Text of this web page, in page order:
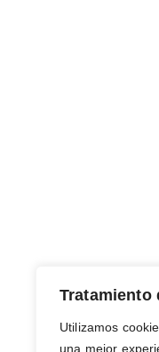
Tratamiento
Utilizamos
una mejor